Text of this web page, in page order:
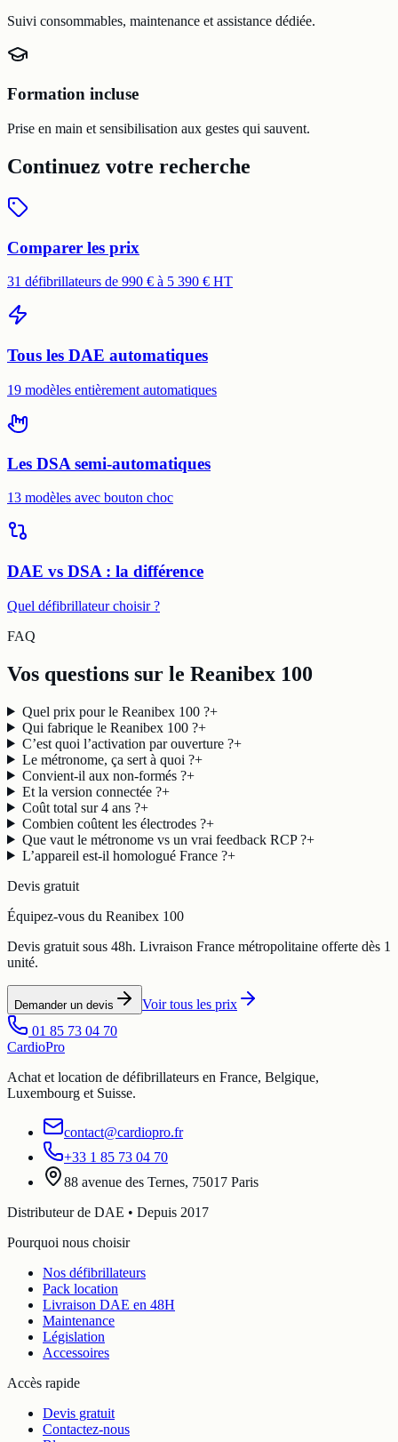
Suivi consommables, maintenance et assistance dédiée.
Formation incluse
Prise en main et sensibilisation aux gestes qui sauvent.
Continuez votre recherche
Comparer les prix
31 défibrillateurs de 990 € à 5 390 € HT
Tous les DAE automatiques
19 modèles entièrement automatiques
Les DSA semi-automatiques
13 modèles avec bouton choc
DAE vs DSA : la différence
Quel défibrillateur choisir ?
FAQ
Vos questions sur le Reanibex 100
Quel prix pour le Reanibex 100 ?+
Qui fabrique le Reanibex 100 ?+
C’est quoi l’activation par ouverture ?+
Le métronome, ça sert à quoi ?+
Convient-il aux non-formés ?+
Et la version connectée ?+
Coût total sur 4 ans ?+
Combien coûtent les électrodes ?+
Que vaut le métronome vs un vrai feedback RCP ?+
L’appareil est-il homologué France ?+
Devis gratuit
Équipez-vous du Reanibex 100
Devis gratuit sous 48h. Livraison France métropolitaine offerte dès 1
unité.
Demander un devis
Voir tous les prix
01 85 73 04 70
CardioPro
Achat et location de défibrillateurs en France, Belgique,
Luxembourg et Suisse.
contact@cardiopro.fr
+33 1 85 73 04 70
88 avenue des Ternes, 75017 Paris
Distributeur de DAE • Depuis 2017
Pourquoi nous choisir
Nos défibrillateurs
Pack location
Livraison DAE en 48H
Maintenance
Législation
Accessoires
Accès rapide
Devis gratuit
Contactez-nous